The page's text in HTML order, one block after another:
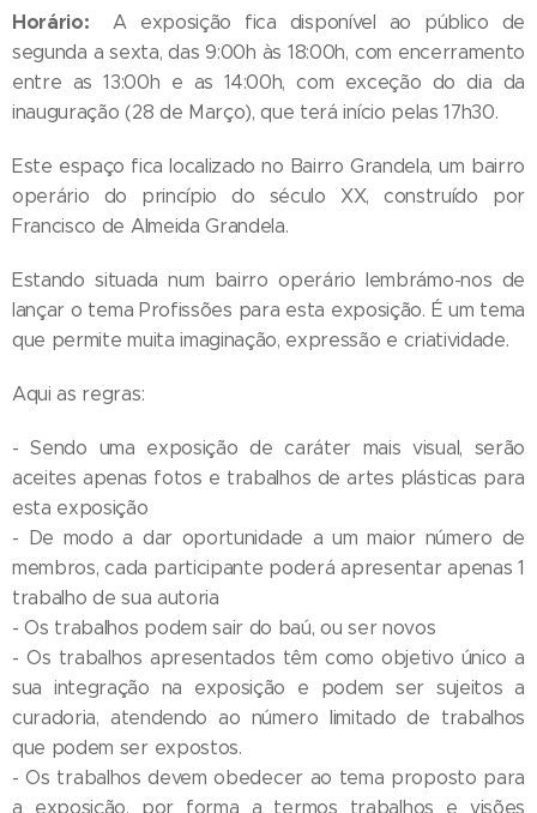
Horário:A exposição fica disponível ao público de
segunda a sexta, das 9:00h às 18:00h, com encerramento
entre as 13:00h e as 14:00h, com exceção do dia da
inauguração (28 de Março), que terá início pelas 17h30.
Este espaço fica localizado no Bairro Grandela, um bairro
operário do princípio do século XX, construído por
Francisco de Almeida Grandela.
Estando situada num bairro operário lembrámo-nos de
lançar o tema Profissões para esta exposição. É um tema
que permite muita imaginação, expressão e criatividade.
Aqui as regras:
- Sendo uma exposição de caráter mais visual, serão
aceites apenas fotos e trabalhos de artes plásticas para
esta exposição
- De modo a dar oportunidade a um maior número de
membros, cada participante poderá apresentar apenas 1
trabalho de sua autoria
- Os trabalhos podem sair do baú, ou ser novos
- Os trabalhos apresentados têm como objetivo único a
sua integração na exposição e podem ser sujeitos a
curadoria, atendendo ao número limitado de trabalhos
que podem ser expostos.
- Os trabalhos devem obedecer ao tema proposto para
a exposição, por forma a termos trabalhos e visões